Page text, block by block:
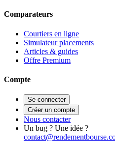
Comparateurs
Courtiers en ligne
Simulateur placements
Articles & guides
Offre Premium
Compte
Se connecter
Créer un compte
Nous contacter
Un bug ? Une idée ?